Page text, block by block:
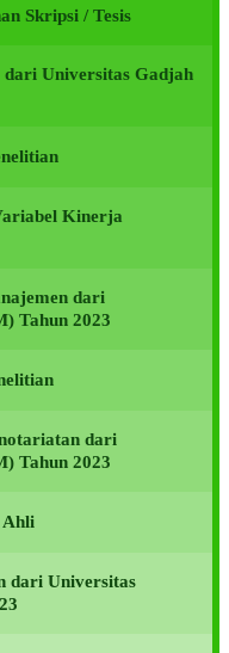
Skripsi / Tesis
Universitas Gadjah
Kinerja
dari
Tahun 2023
dari
Tahun 2023
Ahli
dari Universitas